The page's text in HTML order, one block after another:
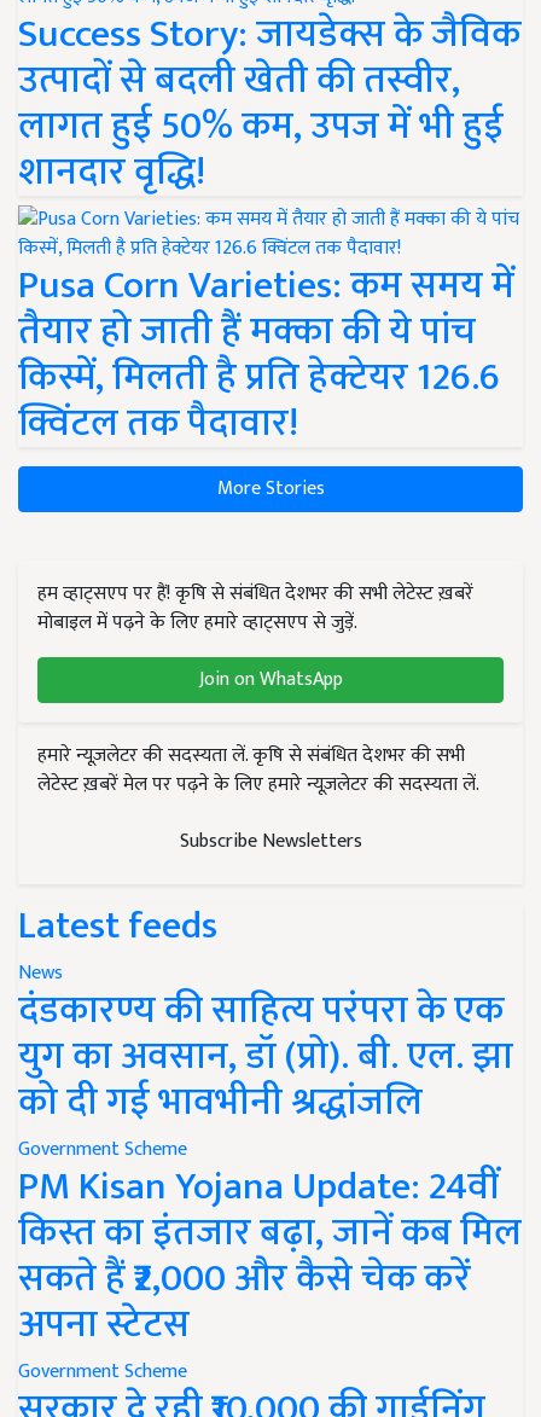
Success Story: जायडेक्स के जैविक
उत्पादों से बदली खेती की तस्वीर,
लागत हुई 50% कम, उपज में भी हुई
शानदार वृद्धि!
Pusa Corn Varieties: कम समय में
तैयार हो जाती हैं मक्का की ये पांच
किस्में, मिलती है प्रति हेक्टेयर 126.6
क्विंटल तक पैदावार!
More Stories
हम व्हाट्सएप पर हैं! कृषि से संबंधित देशभर की सभी लेटेस्ट ख़बरें
मोबाइल में पढ़ने के लिए हमारे व्हाट्सएप से जुड़ें.
Join on WhatsApp
हमारे न्यूज़लेटर की सदस्यता लें. कृषि से संबंधित देशभर की सभी
लेटेस्ट ख़बरें मेल पर पढ़ने के लिए हमारे न्यूज़लेटर की सदस्यता लें.
Subscribe Newsletters
Latest feeds
News
दंडकारण्य की साहित्य परंपरा के एक
युग का अवसान, डॉ (प्रो). बी. एल. झा
को दी गई भावभीनी श्रद्धांजलि
Government Scheme
PM Kisan Yojana Update: 24वीं
किस्त का इंतजार बढ़ा, जानें कब मिल
सकते हैं ₹2,000 और कैसे चेक करें
अपना स्टेटस
Government Scheme